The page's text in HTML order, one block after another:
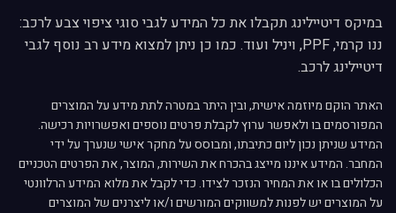
במיקס דיטיילינג תקבלו את כל המידע לגבי סוגי ציפוי צבע לרכב:
ננו קרמי, PPF, ויניל ועוד. כמו כן ניתן למצוא מידע רב נוסף לגבי
דיטיילינג לרכב.
האתר הוקם מיוזמה אישית, ובין היתר במטרה לתת מידע על המוצרים
המפורסמים בו ולאפשר ערוץ לקבלת פרטים נוספים ואפשרויות רכישה.
המידע שניתן נכון ליום כתיבתו, ומבוסס על מחקר אישי שנערך על ידי
המחבר. המידע איננו מייצג בהכרח את השירות, המוצר, את הפרטים הטכניים
הכלולים בו או את המחיר הנזכר לצידו. כדי לקבל את מלוא המידע הרלוונטי
על המוצרים יש לפנות למשווקים המורשים ו/או ליצרנים של המוצרים